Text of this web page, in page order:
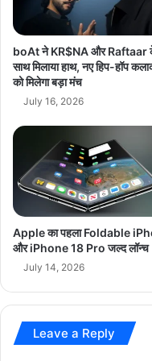
stock market
रि
का
-
ई
त
नी
की
छा
पे
मा
6
फ्ता
,
मो
बा
औ
न
boAt ने KR$NA और Raftaar
साथ मिलाया हाथ, नए हिप-हॉप
को मिलेगा बड़ा मंच
July 16, 2026
Apple का पहला Foldable
और iPhone 18 Pro जल्द लॉन्च
July 14, 2026
Leave a Reply